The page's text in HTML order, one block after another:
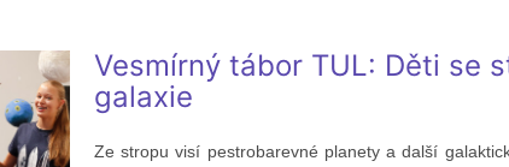
Vesmírný tábor TUL: Děti se
galaxie
Ze stropu visí pestrobarevné planety a další